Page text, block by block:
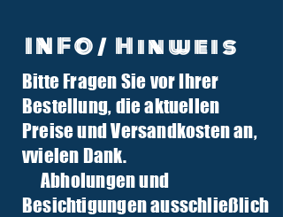
info@tuber-traktor.de
+49 (0) 4406-9568797
INFO/ Hinweis
Bitte Fragen Sie vor Ihrer
Bestellung, die aktuellen
Preise und Versandkosten an,
vvielen Dank.
Abholungen und
Besichtigungen ausschließlich